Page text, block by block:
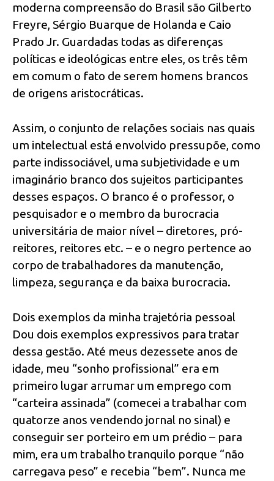
moderna compreensão do Brasil são Gilberto
Freyre, Sérgio Buarque de Holanda e Caio
Prado Jr. Guardadas todas as diferenças
políticas e ideológicas entre eles, os três têm
em comum o fato de serem homens brancos
de origens aristocráticas.
Assim, o conjunto de relações sociais nas quais
um intelectual está envolvido pressupõe, como
parte indissociável, uma subjetividade e um
imaginário branco dos sujeitos participantes
desses espaços. O branco é o professor, o
pesquisador e o membro da burocracia
universitária de maior nível – diretores, pró-
reitores, reitores etc. – e o negro pertence ao
corpo de trabalhadores da manutenção,
limpeza, segurança e da baixa burocracia.
Dois exemplos da minha trajetória pessoal
Dou dois exemplos expressivos para tratar
dessa gestão. Até meus dezessete anos de
idade, meu “sonho profissional” era em
primeiro lugar arrumar um emprego com
“carteira assinada” (comecei a trabalhar com
quatorze anos vendendo jornal no sinal) e
conseguir ser porteiro em um prédio – para
mim, era um trabalho tranquilo porque “não
carregava peso” e recebia “bem”. Nunca me